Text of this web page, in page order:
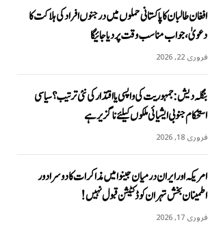
افغان طالبان کا پاکستانی حملوں میں درجنوں افراد کی ہلاکت کا
دعویٰ، جواب مناسب وقت پر دیا جائیگا
فروری 22, 2026
بنگلہ دیش: جمہوریت کی واپسی یا اقتدار کی نئی ترتیب؟ سیاسی
استحکام جنوبی ایشیائی ملکوں کیلئے ناگزیر ہے
فروری 18, 2026
امریکہ اور ایران درمیان جینوا میں مذاکرات کا دوسرا دور
اطمینان بخش تہران کو ڈکٹیشن قبول نہیں!
فروری 17, 2026